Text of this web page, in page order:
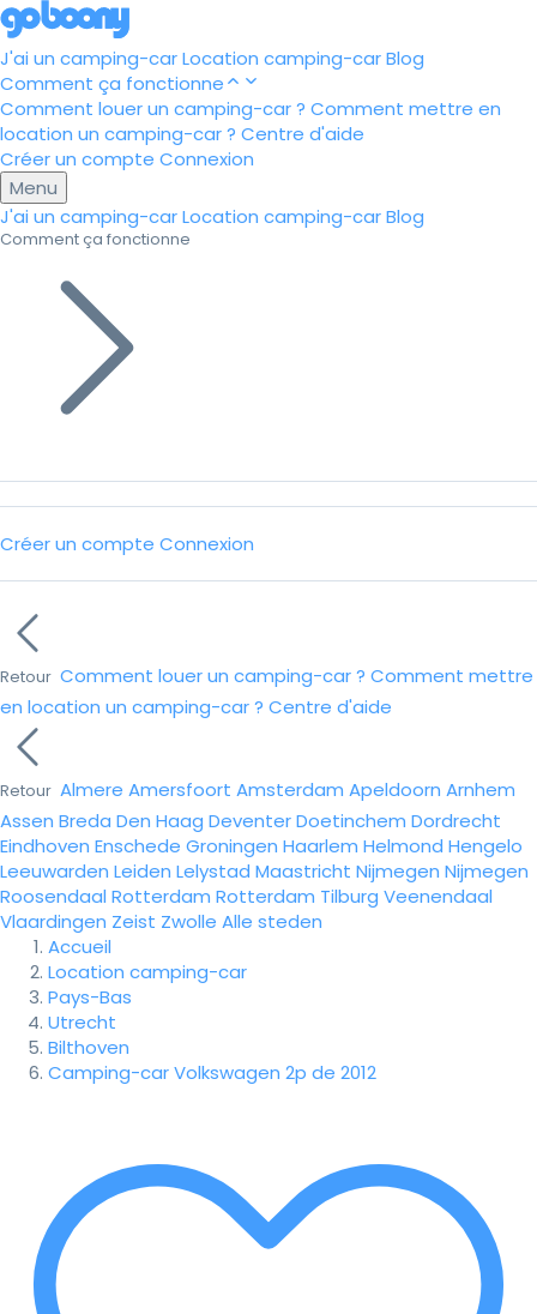
J'ai un camping-carLocation camping-carBlog
Comment ça fonctionne
Comment louer un camping-car ? Comment mettre en
location un camping-car ? Centre d'aide
Créer un compte Connexion
Menu
J'ai un camping-carLocation camping-carBlog
Comment ça fonctionne
Créer un compte Connexion
Retour Comment louer un camping-car ? Comment mettre
en location un camping-car ? Centre d'aide
Retour Almere Amersfoort Amsterdam Apeldoorn Arnhem
Assen Breda Den Haag DeventerDoetinchem Dordrecht
Eindhoven Enschede Groningen Haarlem Helmond Hengelo
Leeuwarden Leiden Lelystad Maastricht Nijmegen Nijmegen
Roosendaal Rotterdam Rotterdam Tilburg Veenendaal
Vlaardingen Zeist Zwolle Alle steden
Accueil
Location camping-car
Pays-Bas
Utrecht
Bilthoven
Camping-car Volkswagen 2p de 2012